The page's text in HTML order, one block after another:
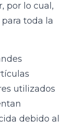
por lo cual,
toda la
utilizados
debido al